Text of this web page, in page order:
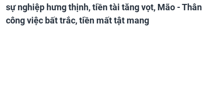
sự nghiệp hưng thịnh, tiền tài tăng vọt, Mão - Thân
công việc bất trắc, tiền mất tật mang